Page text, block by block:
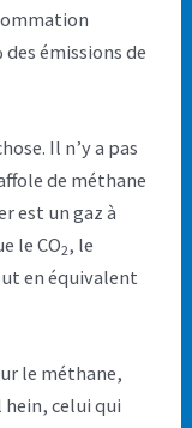
émissions de
Il n’y a pas
de méthane
est un gaz à
le CO2, le
en équivalent
le méthane,
celui qui